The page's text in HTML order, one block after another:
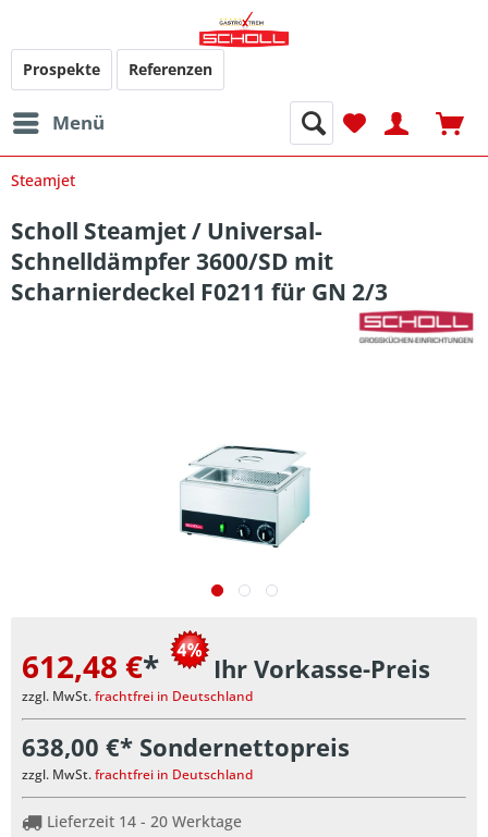
Prospekte Referenzen
Menü
Steamjet
Scholl Steamjet / Universal-
Schnelldämpfer 3600/SD mit
Scharnierdeckel F0211 für GN 2/3
612,48 €* Ihr Vorkasse-Preis
zzgl. MwSt.frachtfrei in Deutschland
638,00 €* Sondernettopreis
zzgl. MwSt.frachtfrei in Deutschland
Lieferzeit 14 - 20 Werktage